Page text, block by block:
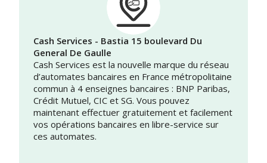
Cash Services - Bastia 15 boulevard Du
General De Gaulle
Cash Services est la nouvelle marque du réseau
d’automates bancaires en France métropolitaine
commun à 4 enseignes bancaires : BNP Paribas,
Crédit Mutuel, CIC et SG. Vous pouvez
maintenant effectuer gratuitement et facilement
vos opérations bancaires en libre-service sur
ces automates.